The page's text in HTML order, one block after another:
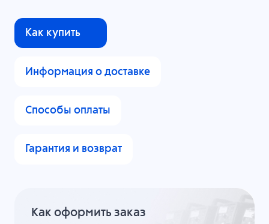
Как купить
Информация о доставке
Способы оплаты
Гарантия и возврат
Как оформить заказ